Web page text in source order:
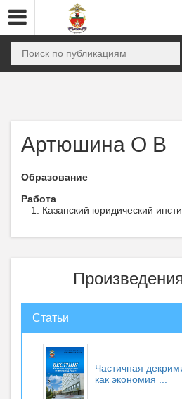
Артюшина О В
Образование
Работа
Казанский юридический
Статьи
Частичная
как экономия ...